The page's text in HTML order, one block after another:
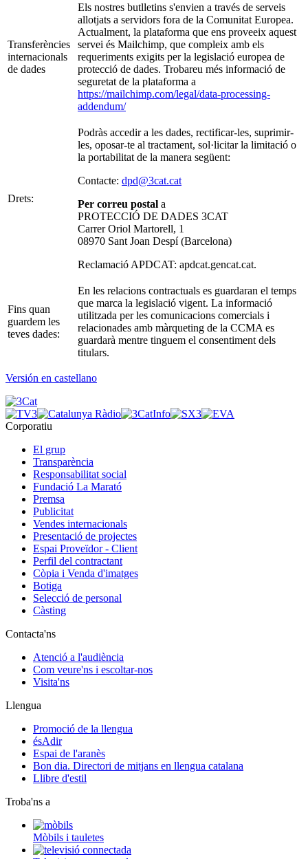
Transferències
internacionals
de dades
Els nostres butlletins s'envien a través de serveis
allotjats a servidors fora de la Comunitat Europea.
Actualment, la plataforma que ens proveeix aquest
servei és Mailchimp, que compleix amb els
requeriments exigits per la legislació europea de
protecció de dades. Trobareu més informació de
seguretat de la plataforma a
https://mailchimp.com/legal/data-processing-
addendum/
Drets:
Podràs accedir a les dades, rectificar-les, suprimir-
les, oposar-te al tractament, sol·licitar la limitació o
la portabilitat de la manera següent:
Contacte: dpd@3cat.cat
Per correu postal a
PROTECCIÓ DE DADES 3CAT
Carrer Oriol Martorell, 1
08970 Sant Joan Despí (Barcelona)
Reclamació APDCAT: apdcat.gencat.cat.
Fins quan
guardem les
teves dades:
En les relacions contractuals es guardaran el temps
que marca la legislació vigent. La informació
utilitzada per les comunicacions comercials i
relacionades amb màrqueting de la CCMA es
guardarà mentre tinguem el consentiment dels
titulars.
Versión en castellano
Corporatiu
El grup
Transparència
Responsabilitat social
Fundació La Marató
Premsa
Publicitat
Vendes internacionals
Presentació de projectes
Espai Proveïdor - Client
Perfil del contractant
Còpia i Venda d'imatges
Botiga
Selecció de personal
Càsting
Contacta'ns
Atenció a l'audiència
Com veure'ns i escoltar-nos
Visita'ns
Llengua
Promoció de la llengua
ésAdir
Espai de l'aranès
Bon dia. Directori de mitjans en llengua catalana
Llibre d'estil
Troba'ns a
Mòbils i tauletes